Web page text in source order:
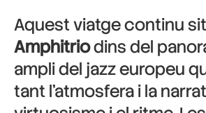
Aquest viatge continu
Amphitriodins del
ampli del jazz europeu
tant l’atmosfera i la